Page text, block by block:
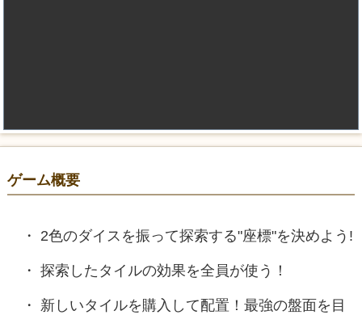
ゲーム概要
2色のダイスを振って探索する"座標"を決めよう!
探索したタイルの効果を全員が使う！
新しいタイルを購入して配置！最強の盤面を目